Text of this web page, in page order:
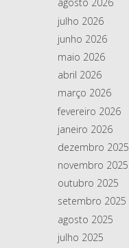
agosto 2026
julho 2026
junho 2026
maio 2026
abril 2026
março 2026
fevereiro 2026
janeiro 2026
dezembro 2025
novembro 2025
outubro 2025
setembro 2025
agosto 2025
julho 2025